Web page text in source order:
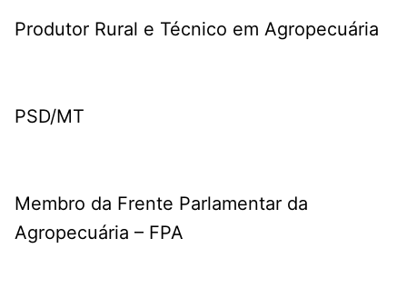
Produtor Rural e Técnico em Agropecuária
PSD/MT
Membro da Frente Parlamentar da
Agropecuária – FPA